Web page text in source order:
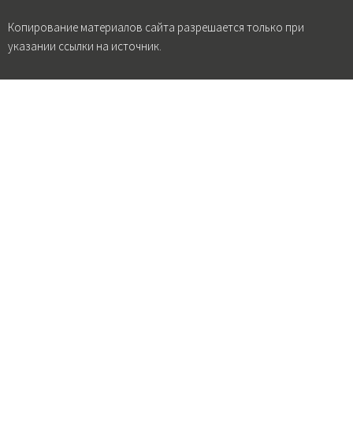
Копирование материалов сайта разрешается только при
указании ссылки на источник.